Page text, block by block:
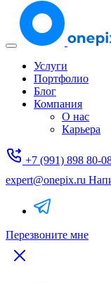
Услуги
Портфолио
Блог
Компания
О нас
Карьера
+7 (991) 898 80-
expert@onepix.ru
Перезвоните мне